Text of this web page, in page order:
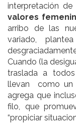
interpretación
valores
arribo de las
variado,
Cuando (la
traslada a
llevan
como un
agrega que
filo, que
“propiciar